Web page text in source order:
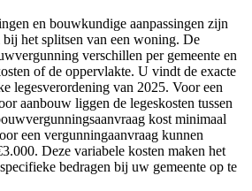
en bouwkundige aanpassingen zijn
het splitsen van een woning. De
verschillen per gemeente en
of de oppervlakte. U vindt de exacte
legesverordening van 2025. Voor een
aanbouw liggen de legeskosten tussen
kost minimaal
een vergunningaanvraag kunnen
Deze variabele kosten maken het
bedragen bij uw gemeente op te